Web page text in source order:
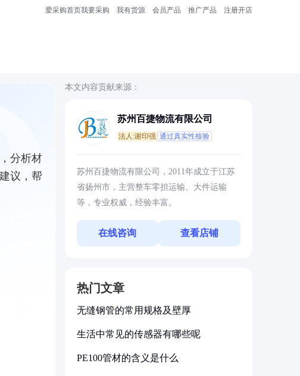
爱采购首页我要采购 我有货源 会员产品 推广产品 注册开店
分析材
议，帮
本文内容贡献来源：
苏州百捷物流有限公司
法人:谢印强 通过真实性核验
苏州百捷物流有限公司，2011年成立于江苏
省扬州市，主营整车零担运输、大件运输
等，专业权威，经验丰富。
在线咨询 查看店铺
热门文章
无缝钢管的常用规格及壁厚
生活中常见的传感器有哪些呢
PE100管材的含义是什么